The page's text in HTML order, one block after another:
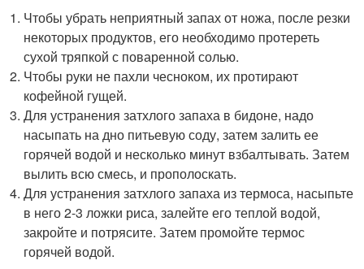
Чтобы убрать неприятный запах от ножа, после резки
некоторых продуктов, его необходимо протереть
сухой тряпкой с поваренной солью.
Чтобы руки не пахли чесноком, их протирают
кофейной гущей.
Для устранения затхлого запаха в бидоне, надо
насыпать на дно питьевую соду, затем залить ее
горячей водой и несколько минут взбалтывать. Затем
вылить всю смесь, и прополоскать.
Для устранения затхлого запаха из термоса, насыпьте
в него 2-3 ложки риса, залейте его теплой водой,
закройте и потрясите. Затем промойте термос
горячей водой.